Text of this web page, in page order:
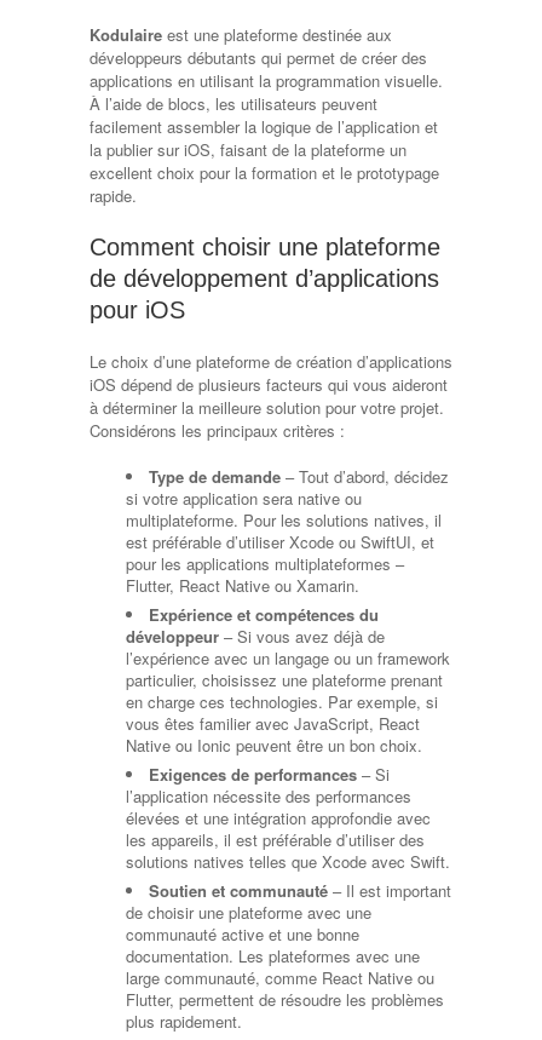
Kodulaire est une plateforme destinée aux
développeurs débutants qui permet de créer des
applications en utilisant la programmation visuelle.
À l’aide de blocs, les utilisateurs peuvent
facilement assembler la logique de l’application et
la publier sur iOS, faisant de la plateforme un
excellent choix pour la formation et le prototypage
rapide.
Comment choisir une plateforme
de développement d’applications
pour iOS
Le choix d’une plateforme de création d’applications
iOS dépend de plusieurs facteurs qui vous aideront
à déterminer la meilleure solution pour votre projet.
Considérons les principaux critères :
Type de demande – Tout d’abord, décidez
si votre application sera native ou
multiplateforme. Pour les solutions natives, il
est préférable d’utiliser Xcode ou SwiftUI, et
pour les applications multiplateformes –
Flutter, React Native ou Xamarin.
Expérience et compétences du
développeur – Si vous avez déjà de
l’expérience avec un langage ou un framework
particulier, choisissez une plateforme prenant
en charge ces technologies. Par exemple, si
vous êtes familier avec JavaScript, React
Native ou Ionic peuvent être un bon choix.
Exigences de performances – Si
l’application nécessite des performances
élevées et une intégration approfondie avec
les appareils, il est préférable d’utiliser des
solutions natives telles que Xcode avec Swift.
Soutien et communauté – Il est important
de choisir une plateforme avec une
communauté active et une bonne
documentation. Les plateformes avec une
large communauté, comme React Native ou
Flutter, permettent de résoudre les problèmes
plus rapidement.